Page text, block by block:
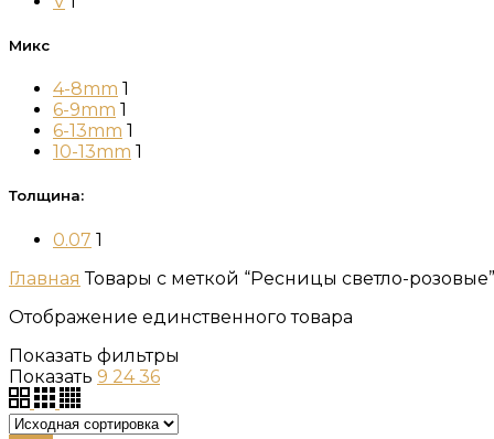
Микс
4-8mm 1
6-9mm 1
6-13mm 1
10-13mm 1
Толщина:
0.07 1
Главная Товары с меткой “Ресницы светло-розовые”
Отображение единственного товара
Показать фильтры
Показать 9 24 36